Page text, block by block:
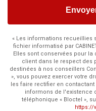
« Les informations recueillies
fichier informatisé par
Elles sont conservées pour
client dans le respect des
destinées à nos conseillers
», vous pouvez exercer votre
les faire rectifier en contactant
informons de l'existence
téléphonique « Bloctel »,
https://